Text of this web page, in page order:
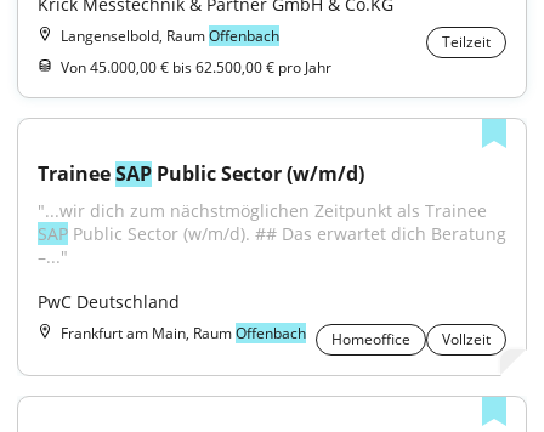
Langenselbold, RaumOffenbach
Teilzeit
Von 45.000,00 € bis 62.500,00 € pro Jahr
Trainee SAP Public Sector (w/m/d)
SAP Public Sector (w/m/d). ## Das erwartet dich Beratung
–..."
PwC Deutschland
Frankfurt am Main, RaumOffenbach Homeoffice Vollzeit